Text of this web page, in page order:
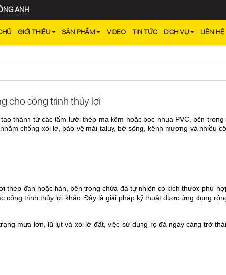
ANH
GIỚI THIỆU SẢN PHẨM VIDEO TIN TỨC DỊCH VỤ LIÊN HỆ
cho công trình thủy lợi
thành từ các tấm lưới thép mạ kẽm hoặc bọc nhựa PVC, bên
chống xói lở, bảo vệ mái taluy, bờ sông, kênh mương và nhiều
thép đan hoặc hàn, bên trong chứa đá tự nhiên có kích thước phù
công trình thủy lợi khác. Đây là giải pháp kỹ thuật được ứng dụng
mưa lớn, lũ lụt và xói lở đất, việc sử dụng rọ đá ngày càng trở